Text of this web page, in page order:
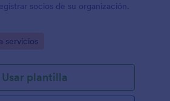
socios de su organización.
servicios
Usar plantilla